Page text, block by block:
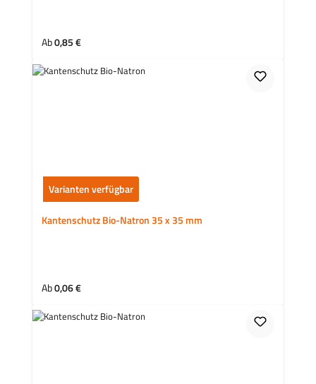
Regulärer Preis:
Ab0,85 €
Varianten verfügbar
Kantenschutz Bio-Natron 35 x 35 mm
Regulärer Preis:
Ab0,06 €